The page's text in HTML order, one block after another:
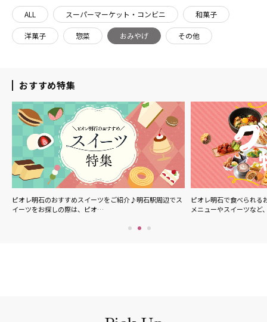
ALL スーパーマーケット・コンビニ 和菓子
洋菓子 惣菜 おみやげ その他
おすすめ特集
ピオレ明石のおすすめスイーツをご紹介♪明石駅周辺でス
イーツをお探しの際は、ピオ…
ピオレ明石で食べられる
メニューやスイーツなど